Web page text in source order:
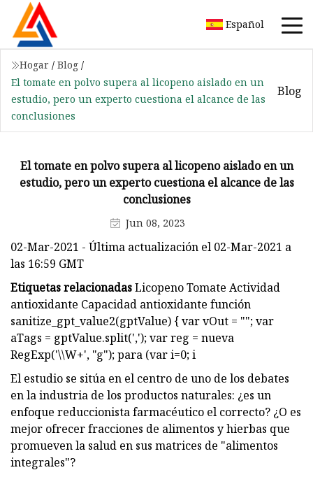
Español
Hogar / Blog /
El tomate en polvo supera al licopeno aislado en un
estudio, pero un experto cuestiona el alcance de las
conclusiones
Blog
El tomate en polvo supera al licopeno aislado en un
estudio, pero un experto cuestiona el alcance de las
conclusiones
Jun 08, 2023
02-Mar-2021 - Última actualización el 02-Mar-2021 a
las 16:59 GMT
Etiquetas relacionadasLicopeno Tomate Actividad
antioxidante Capacidad antioxidante función
sanitize_gpt_value2(gptValue) { var vOut = ""; var
aTags = gptValue.split(','); var reg = nueva
RegExp('\\W+', "g"); para (var i=0; i
El estudio se sitúa en el centro de uno de los debates
en la industria de los productos naturales: ¿es un
enfoque reduccionista farmacéutico el correcto? ¿O es
mejor ofrecer fracciones de alimentos y hierbas que
promueven la salud en sus matrices de "alimentos
integrales"?